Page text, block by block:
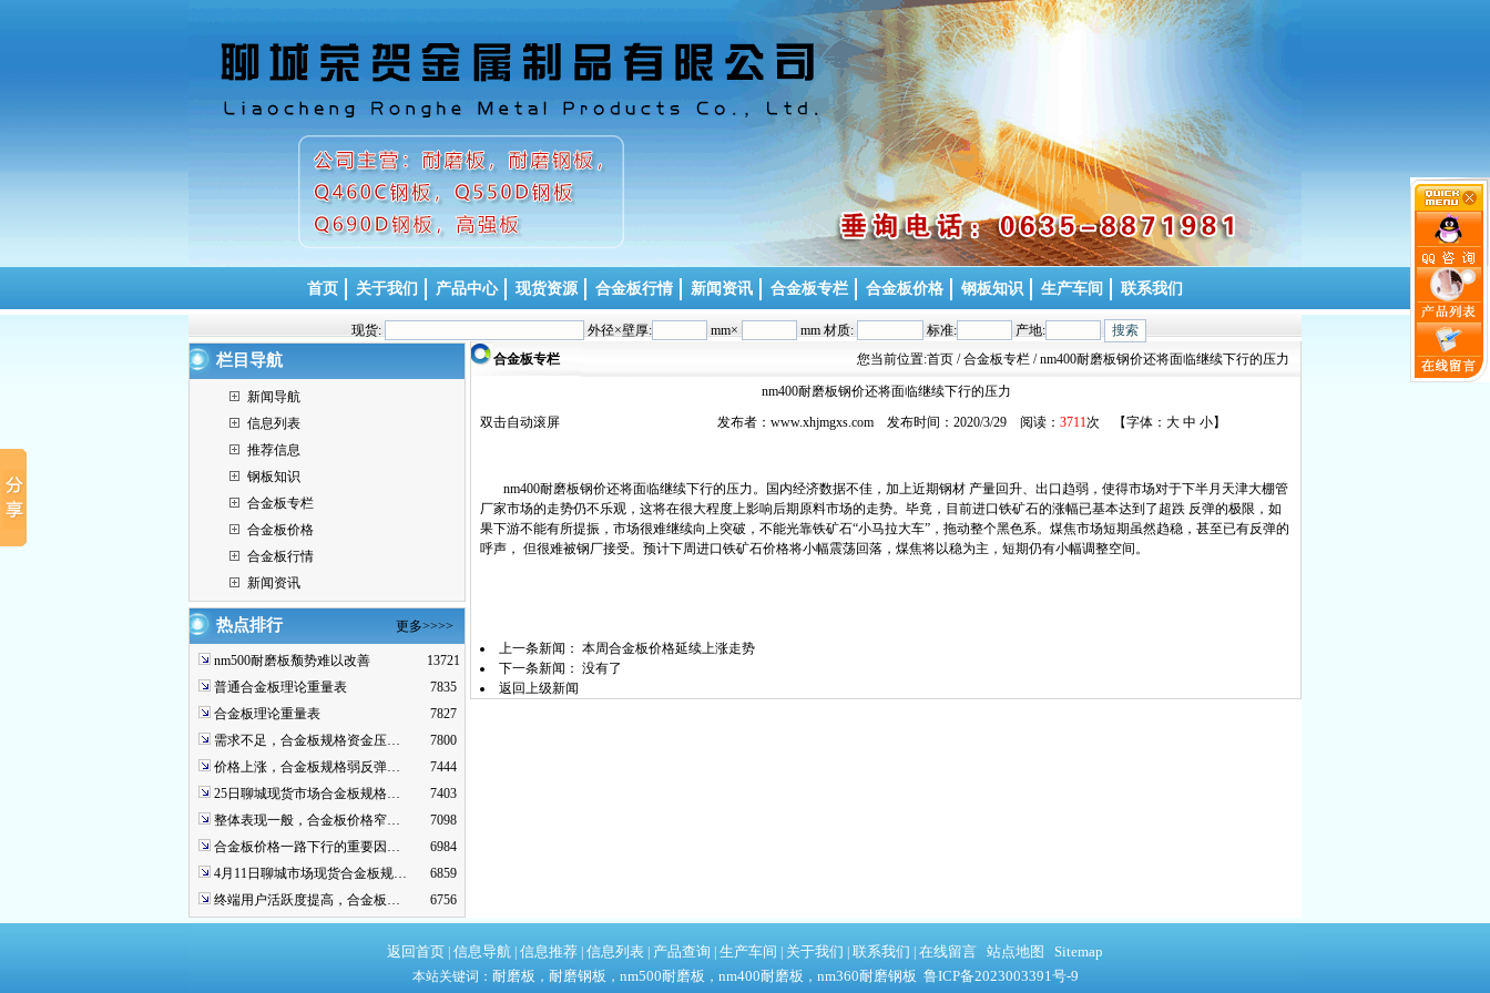
首页 关于我们 产品中心 现货资源 合金板行情 新闻资讯 合金板专栏 合金板价格 钢板知识 生产车间 联系我们
现货: 外径×壁厚: mm× mm 材质: 标准: 产地:
栏目导航
新闻导航
信息列表
推荐信息
钢板知识
合金板专栏
合金板价格
合金板行情
新闻资讯
热点排行 更多>>>>
nm500耐磨板颓势难以改善
13721
普通合金板理论重量表
7835
合金板理论重量表
7827
需求不足，合金板规格资金压…
7800
价格上涨，合金板规格弱反弹…
7444
25日聊城现货市场合金板规格…
7403
整体表现一般，合金板价格窄…
7098
合金板价格一路下行的重要因…
6984
4月11日聊城市场现货合金板规…
6859
终端用户活跃度提高，合金板…
6756
合金板专栏 您当前位置:首页 / 合金板专栏 / nm400耐磨板钢价还将面临继续下行的压力
nm400耐磨板钢价还将面临继续下行的压力
双击自动滚屏
发布者：www.xhjmgxs.com 发布时间：2020/3/29 阅读： 3711次 【字体： 大 中 小】
nm400耐磨板钢价还将面临继续下行的压力。国内经济数据不佳，加上近期钢材 产量回升、出口趋弱，使得市场对于下半月天津大棚管
厂家市场的走势仍不乐观，这将在很大程度上影响后期原料市场的走势。毕竟，目前进口铁矿石的涨幅已基本达到了超跌 反弹的极限，如
果下游不能有所提振，市场很难继续向上突破，不能光靠铁矿石“小马拉大车”，拖动整个黑色系。煤焦市场短期虽然趋稳，甚至已有反弹的
呼声， 但很难被钢厂接受。预计下周进口铁矿石价格将小幅震荡回落，煤焦将以稳为主，短期仍有小幅调整空间。
上一条新闻： 本周合金板价格延续上涨走势
下一条新闻： 没有了
返回上级新闻
返回首页 信息导航 信息推荐 信息列表 产品查询 生产车间 关于我们 联系我们 在线留言 站点地图 Sitemap
本站关键词： 耐磨板 ， 耐磨钢板 ， nm500耐磨板 ， nm400耐磨板 ， nm360耐磨钢板 鲁ICP备2023003391号-9